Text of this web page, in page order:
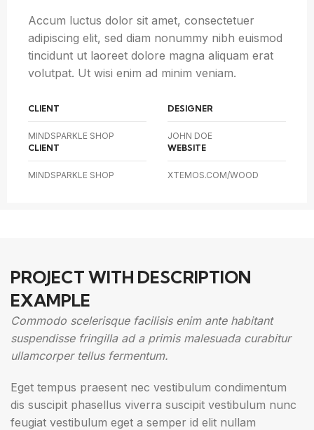
Accum luctus dolor sit amet, consectetuer
adipiscing elit, sed diam nonummy nibh euismod
tincidunt ut laoreet dolore magna aliquam erat
volutpat. Ut wisi enim ad minim veniam.
CLIENT
MINDSPARKLE SHOP
DESIGNER
JOHN DOE
CLIENT
MINDSPARKLE SHOP
WEBSITE
XTEMOS.COM/WOOD
PROJECT WITH DESCRIPTION
EXAMPLE
Commodo scelerisque facilisis enim ante habitant
suspendisse fringilla ad a primis malesuada curabitur
ullamcorper tellus fermentum.
Eget tempus praesent nec vestibulum condimentum
dis suscipit phasellus viverra suscipit vestibulum nunc
feugiat vestibulum eget a semper id elit nullam